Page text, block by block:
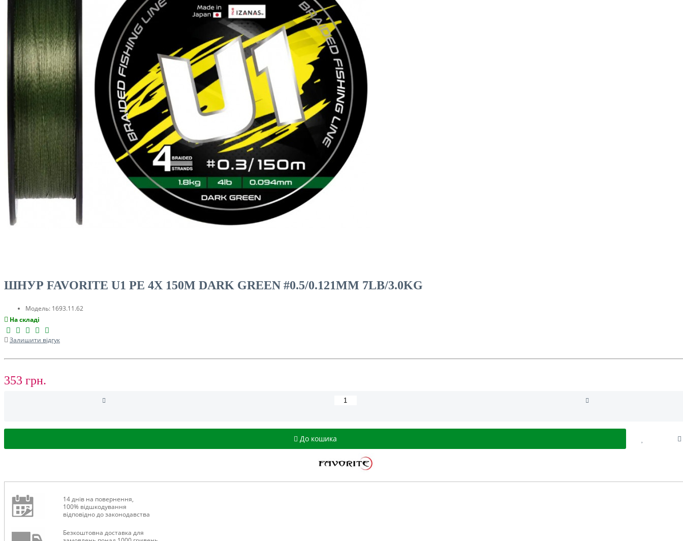
ЧОВНИ ТА МОТОРИ
ШНУР FAVORITE U1 PE 4X 150M DARK GREEN #0.5/0.121MM 7LB/3.0KG
Модель: 1693.11.62
На складі
Залишити відгук
353 грн.
До кошика
14 днів на повернення,
100% відшкодування
відповідно до законодавства
Безкоштовна доставка для